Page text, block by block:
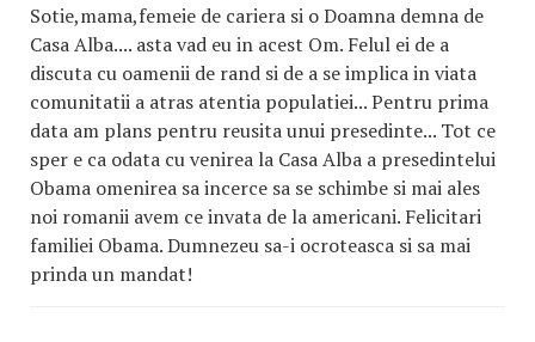
Sotie,mama,femeie de cariera si o Doamna demna de
Casa Alba.... asta vad eu in acest Om. Felul ei de a
discuta cu oamenii de rand si de a se implica in viata
comunitatii a atras atentia populatiei... Pentru prima
data am plans pentru reusita unui presedinte... Tot ce
sper e ca odata cu venirea la Casa Alba a presedintelui
Obama omenirea sa incerce sa se schimbe si mai ales
noi romanii avem ce invata de la americani. Felicitari
familiei Obama. Dumnezeu sa-i ocroteasca si sa mai
prinda un mandat!